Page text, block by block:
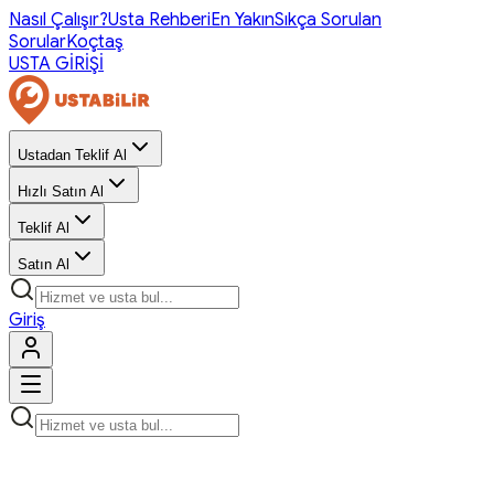
Nasıl Çalışır?Usta RehberiEn YakınSıkça Sorulan
SorularKoçtaş
USTA GİRİŞİ
Ustadan Teklif Al
Hızlı Satın Al
Teklif Al
Satın Al
Giriş